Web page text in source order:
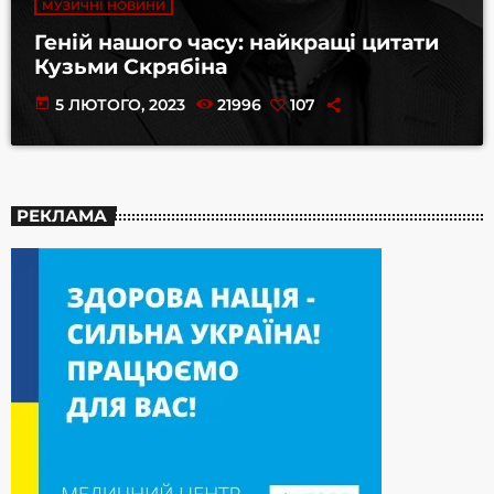
МУЗИЧНІ НОВИНИ
Геній нашого часу: найкращі цитати
Кузьми Скрябіна
today 5 ЛЮТОГО, 2023 21996 107
РЕКЛАМА